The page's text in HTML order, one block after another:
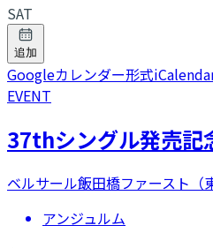
SAT
追加
Googleカレンダー形式
EVENT
37thシングル発売記
ベルサール飯田橋ファースト（
アンジュルム